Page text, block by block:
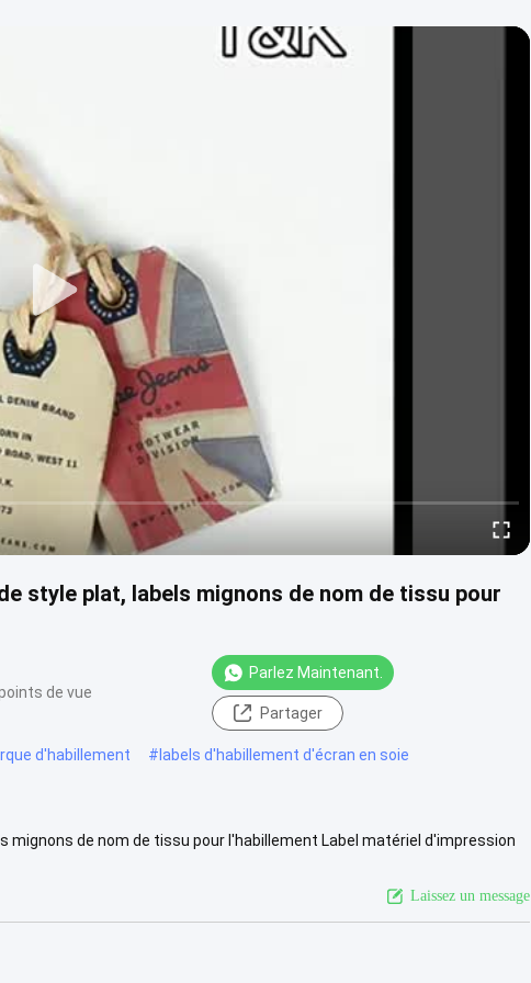
style plat, labels mignons de nom de tissu pour
de vue
Parlez Maintenant.
Partager
d'habillement #labels d'habillement d'écran en soie
mignons de nom de tissu pour l'habillement Label matériel d'impression
Laissez un message